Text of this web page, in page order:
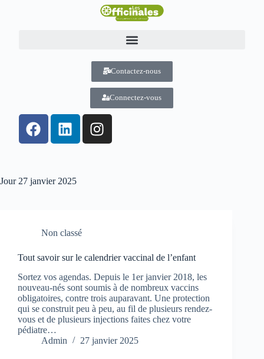
Contactez-nous
Connectez-vous
Jour27 janvier 2025
Non classé
Tout savoir sur le calendrier vaccinal de l’enfant
Sortez vos agendas. Depuis le 1er janvier 2018, les
nouveau-nés sont soumis à de nombreux vaccins
obligatoires, contre trois auparavant. Une protection
qui se construit peu à peu, au fil de plusieurs rendez-
vous et de plusieurs injections faites chez votre
pédiatre…
Admin
27 janvier 2025